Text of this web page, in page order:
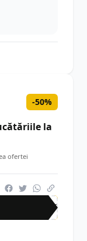
-50%
la
ofertei
-50%